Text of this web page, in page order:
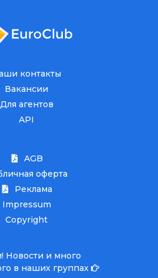
контакты
Вакансии
Для агентов
API
AGB
оферта
Реклама
Impressum
Copyright
Новости и много
в наших группах